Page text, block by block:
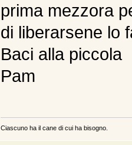
prima mezzora
di liberarsene lo
Baci alla piccola
Pam
Ciascuno ha il cane di cui ha bisogno.